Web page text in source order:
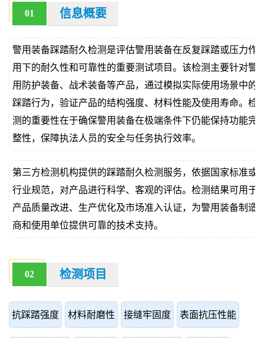
01 信息概要
警用装备踩踏耐久检测是评估警用装备在反复踩踏或压力作
用下的耐久性和可靠性的重要测试项目。该检测主要针对警
用防护装备、战术装备等产品，通过模拟实际使用场景中的
踩踏行为，验证产品的结构强度、材料性能及使用寿命。检
测的重要性在于确保警用装备在极端条件下仍能保持功能完
整性，保障执法人员的安全与任务执行效率。
第三方检测机构提供的踩踏耐久检测服务，依据国家标准或
行业规范，对产品进行科学、客观的评估。检测结果可用于
产品质量改进、生产优化及市场准入认证，为警用装备制造
商和使用单位提供可靠的技术支持。
02 检测项目
抗踩踏强度 材料耐磨性 接缝牢固度 表面抗压性能
价
真
伪
查
询